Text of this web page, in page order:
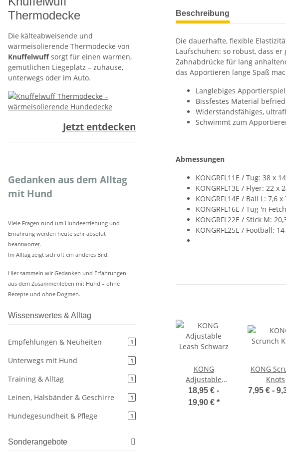
weitere Registerkarten anzeigen
Beschreibung
Die dauerhafte, flexible
Laufschuhen: so robust, dass
Zahnabdrücke für lang
das Apportieren lange Spaß
Langlebiges
Bissfestes Material
Widerstandsfähiges,
Schwimmt zum
Abmessungen
KONGRFL11E / Tug: 38 x
KONGRFL13E / Flyer: 22 x
KONGRFL14E / Ball L: 7,6 x
KONGRFL16E / Tug 'n
KONGRFL22E / Stick M:
KONGRFL25E / Football:
KONG
Adjustable
Leash Schwarz
18,95 € -
19,90 € *
KONG
Knots
7,95 € -
Thermodecke
Die kälteabweisende und
wärmeisolierende Thermodecke von
Knuffelwuffsorgt für einen warmen,
gemütlichen Liegeplatz – zuhause,
unterwegs oder im Auto.
Jetzt entdecken
Gedanken aus dem Alltag
mit Hund
Viele Fragen rund um Hundeerziehung und
Ernährung werden heute sehr absolut
beantwortet.
Im Alltag zeigt sich oft ein anderes Bild.
Hier sammeln wir Gedanken und Erfahrungen
aus dem Zusammenleben mit Hund – ohne
Rezepte und ohne Dogmen.
Wissenswertes & Alltag
Empfehlungen & Neuheiten 1
Unterwegs mit Hund 1
Training & Alltag 1
Leinen, Halsbänder & Geschirre 1
Hundegesundheit & Pflege 1
Sonderangebote